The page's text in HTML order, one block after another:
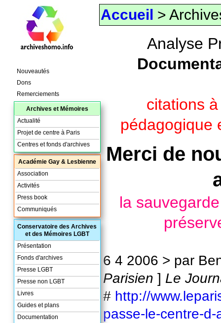
Accueil >
Analyse
citations
pédagogique
Merci de
la
6 4 2006 > par
Parisien ] Le
# http://
passe-le-centre-d-
Nouveautés
Dons
Remerciements
Archives et Mémoires
Actualité
Projet de centre à Paris
Centres et fonds d'archives
Académie Gay & Lesbienne
Association
Activités
Press book
Communiqués
Conservatoire des Archives
et des Mémoires LGBT
Présentation
Fonds d'archives
Presse LGBT
Presse non LGBT
Livres
Guides et plans
Documentation